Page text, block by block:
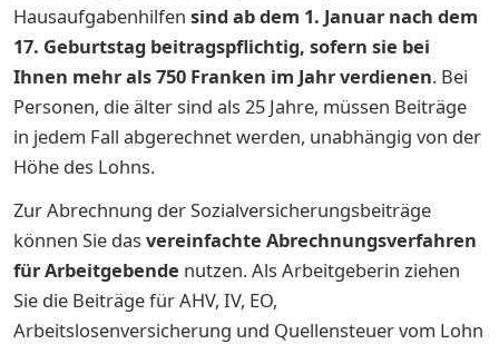
Hausaufgabenhilfen sind ab dem 1. Januar nach dem
17. Geburtstag beitragspflichtig, sofern sie bei
Ihnen mehr als 750 Franken im Jahr verdienen. Bei
Personen, die älter sind als 25 Jahre, müssen Beiträge
in jedem Fall abgerechnet werden, unabhängig von der
Höhe des Lohns.
Zur Abrechnung der Sozialversicherungsbeiträge
können Sie das vereinfachte Abrechnungsverfahren
für Arbeitgebende nutzen. Als Arbeitgeberin ziehen
Sie die Beiträge für AHV, IV, EO,
Arbeitslosenversicherung und Quellensteuer vom Lohn